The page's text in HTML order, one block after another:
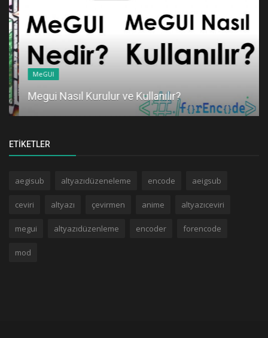
MeGUI
Megui Nasıl Kurulur ve Kullanılır?
ETIKETLER
aegisub altyazıdüzeneleme encode aeigsub
ceviri altyazı çevirmen anime altyazıceviri
megui altyazıdüzenleme encoder forencode
mod